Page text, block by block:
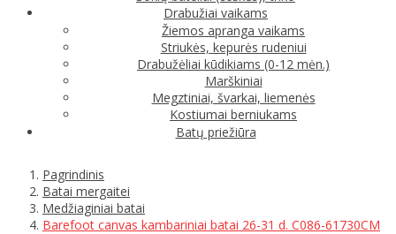
Drabužiai vaikams
Žiemos apranga vaikams
Striukės, kepurės rudeniui
Drabužėliai kūdikiams (0-12 mėn.)
Marškiniai
Megztiniai, švarkai, liemenės
Kostiumai berniukams
Batų priežiūra
Pagrindinis
Batai mergaitei
Medžiaginiai batai
Barefoot canvas kambariniai batai 26-31 d. C086-61730CM